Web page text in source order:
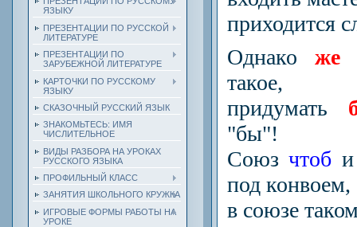
ЯЗЫКУ
ПРЕЗЕНТАЦИИ ПО РУССКОЙ
ЛИТЕРАТУРЕ
ПРЕЗЕНТАЦИИ ПО
ЗАРУБЕЖНОЙ ЛИТЕРАТУРЕ
КАРТОЧКИ ПО РУССКОМУ
ЯЗЫКУ
СКАЗОЧНЫЙ РУССКИЙ ЯЗЫК
ЗНАКОМЬТЕСЬ: ИМЯ
ЧИСЛИТЕЛЬНОЕ
ВИДЫ РАЗБОРА НА УРОКАХ
РУССКОГО ЯЗЫКА
ПРОФИЛЬНЫЙ КЛАСС
ЗАНЯТИЯ ШКОЛЬНОГО КРУЖКА
ИГРОВЫЕ ФОРМЫ РАБОТЫ НА
УРОКЕ
приходится
Однако же
такое,
придумать
"бы"!
Союзчтоб
под конвоем,
в союзе